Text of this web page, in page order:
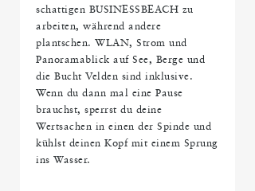
schattigen BUSINESSBEACH zu
arbeiten, während andere
plantschen. WLAN, Strom und
Panoramablick auf See, Berge und
die Bucht Velden sind inklusive.
Wenn du dann mal eine Pause
brauchst, sperrst du deine
Wertsachen in einen der Spinde und
kühlst deinen Kopf mit einem Sprung
ins Wasser.